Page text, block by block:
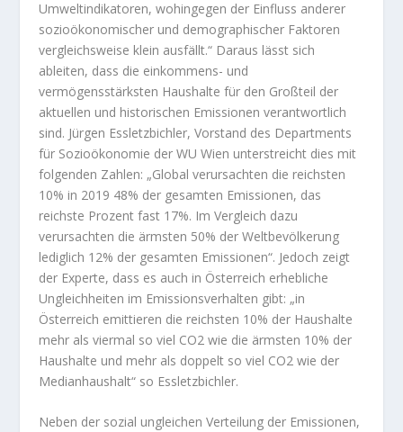
Umweltindikatoren, wohingegen der Einfluss anderer
sozioökonomischer und demographischer Faktoren
vergleichsweise klein ausfällt.“ Daraus lässt sich
ableiten, dass die einkommens- und
vermögensstärksten Haushalte für den Großteil der
aktuellen und historischen Emissionen verantwortlich
sind. Jürgen Essletzbichler, Vorstand des Departments
für Sozioökonomie der WU Wien unterstreicht dies mit
folgenden Zahlen: „Global verursachten die reichsten
10% in 2019 48% der gesamten Emissionen, das
reichste Prozent fast 17%. Im Vergleich dazu
verursachten die ärmsten 50% der Weltbevölkerung
lediglich 12% der gesamten Emissionen“. Jedoch zeigt
der Experte, dass es auch in Österreich erhebliche
Ungleichheiten im Emissionsverhalten gibt: „in
Österreich emittieren die reichsten 10% der Haushalte
mehr als viermal so viel CO2 wie die ärmsten 10% der
Haushalte und mehr als doppelt so viel CO2 wie der
Medianhaushalt“ so Essletzbichler.
Neben der sozial ungleichen Verteilung der Emissionen,